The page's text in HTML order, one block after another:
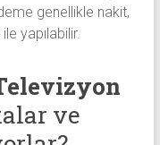
genellikle nakit,
yapılabilir.
ve